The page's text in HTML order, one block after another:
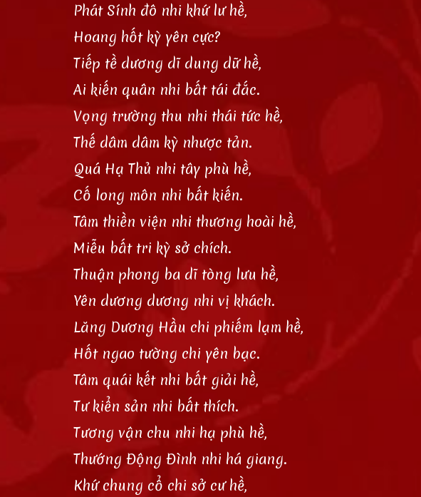
Phát Sính đô nhi khứ lư hề,
Hoang hốt kỳ yên cực?
Tiếp tề dương dĩ dung dữ hề,
Ai kiến quân nhi bất tái đắc.
Vọng trường thu nhi thái tức hề,
Thế dâm dâm kỳ nhược tản.
Quá Hạ Thủ nhi tây phù hề,
Cố long môn nhi bất kiến.
Tâm thiền viện nhi thương hoài hề,
Miễu bất tri kỳ sở chích.
Thuận phong ba dĩ tòng lưu hề,
Yên dương dương nhi vị khách.
Lăng Dương Hầu chi phiếm lạm hề,
Hốt ngao tường chi yên bạc.
Tâm quái kết nhi bất giải hề,
Tư kiển sản nhi bất thích.
Tương vận chu nhi hạ phù hề,
Thướng Động Đình nhi há giang.
Khứ chung cổ chi sở cư hề,